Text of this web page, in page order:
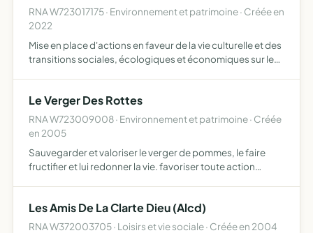
RNA W723017175 · Environnement et patrimoine · Créée en
2022
Mise en place d'actions en faveur de la vie culturelle et des
transitions sociales, écologiques et économiques sur les
Le Verger Des Rottes
RNA W723009008 · Environnement et patrimoine · Créée
en 2005
Sauvegarder et valoriser le verger de pommes, le faire
fructifier et lui redonner la vie. favoriser toute action
Les Amis De La Clarte Dieu (Alcd)
RNA W372003705 · Loisirs et vie sociale · Créée en 2004